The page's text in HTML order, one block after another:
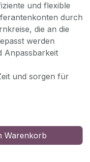
und flexible
durch
die an die
werden
Anpassbarkeit
und sorgen für
Warenkorb